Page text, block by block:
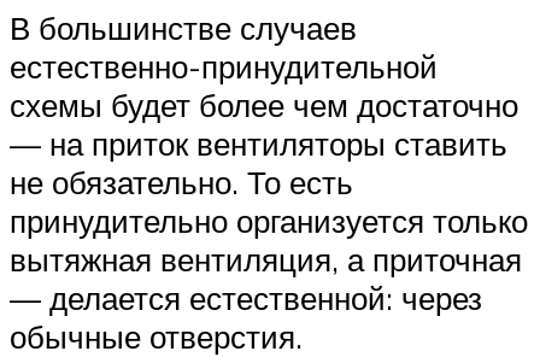
В большинстве случаев
естественно-принудительной
схемы будет более чем достаточно
— на приток вентиляторы ставить
не обязательно. То есть
принудительно организуется только
вытяжная вентиляция, а приточная
— делается естественной: через
обычные отверстия.